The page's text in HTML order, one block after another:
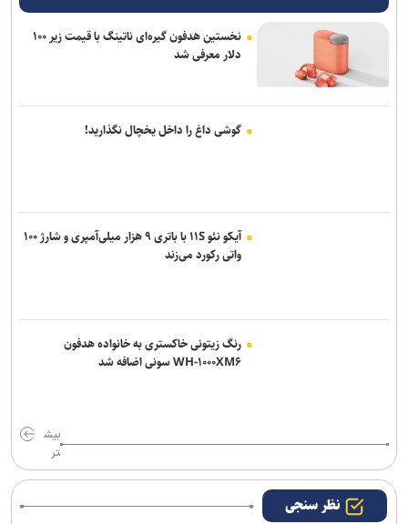
نخستین هدفون گیره‌ای ناتینگ با قیمت زیر ۱۰۰
دلار معرفی شد
گوشی داغ را داخل یخچال نگذارید!
آیکو نئو ۱۱S با باتری ۹ هزار میلی‌آمپری و شارژ ۱۰۰
واتی رکورد می‌زند
رنگ زیتونی خاکستری به خانواده هدفون
WH-۱۰۰۰XM۶ سونی اضافه شد
بیش
تر
نظر سنجی